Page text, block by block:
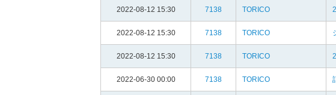
2022-08-12 15:30 7138 TORICO
2022-08-12 15:30 7138 TORICO
2022-08-12 15:30 7138 TORICO
2022-06-30 00:00 7138 TORICO